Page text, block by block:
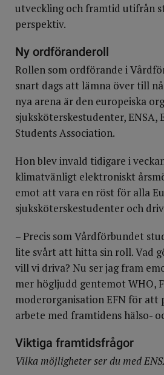
utveckling och framtid utifrån
perspektiv.
Ny ordföranderoll
Rollen som ordförande i
snart dags att lämna över till
nya arena är den europeiska
sjuksköterskestudenter, ENSA,
Students Association.
Hon blev invald tidigare i
klimatvänligt elektroniskt
emot att vara en röst för alla
sjuksköterskestudenter och
– Precis som Vårdförbundet
lite svårt att hitta sin roll. Vad
vill vi driva? Nu ser jag fram
mer högljudd gentemot WHO,
moderorganisation EFN för att
arbete med framtidens hälso-
Viktiga framtidsfrågor
Vilka möjligheter ser du med